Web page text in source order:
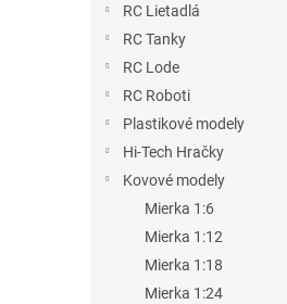
RC Lietadlá
RC Tanky
RC Lode
RC Roboti
Plastikové modely
Hi-Tech Hračky
Kovové modely
Mierka 1:6
Mierka 1:12
Mierka 1:18
Mierka 1:24